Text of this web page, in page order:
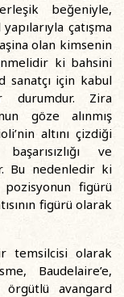
beğeniyle,
çatışma
olan kimsenin
ki bahsini
sanatçı için kabul
Zira
göze alınmış
altını çizdiği
ve
Bu nedenledir ki
figürü
figürü olarak
temsilcisi olarak
Baudelaire’e,
avangard